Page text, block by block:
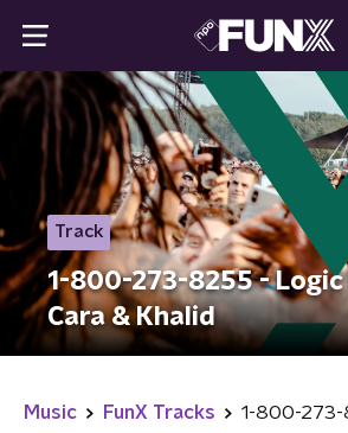
Track
1-800-273-8255 - Logic
Cara & Khalid
Music FunX Tracks 1-800-273-